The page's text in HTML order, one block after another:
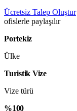
Ücretsiz Talep Oluştur
ofislerle paylaşılır
Portekiz
Ülke
Turistik Vize
Vize türü
%100